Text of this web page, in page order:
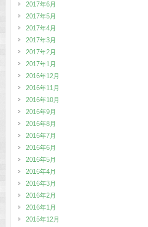
2017年6月
2017年5月
2017年4月
2017年3月
2017年2月
2017年1月
2016年12月
2016年11月
2016年10月
2016年9月
2016年8月
2016年7月
2016年6月
2016年5月
2016年4月
2016年3月
2016年2月
2016年1月
2015年12月